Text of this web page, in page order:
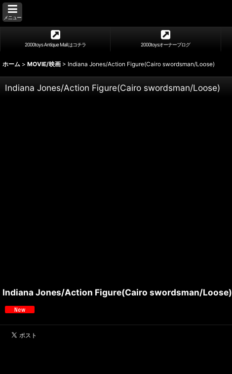
メニュー
2000toys Antique Mall はコチラ 2000toysオーナーブログ
ホーム > MOVIE/映画 > Indiana Jones/Action Figure(Cairo swordsman/Loose)
Indiana Jones/Action Figure(Cairo swordsman/Loose)
Indiana Jones/Action Figure(Cairo swordsman/Loose)